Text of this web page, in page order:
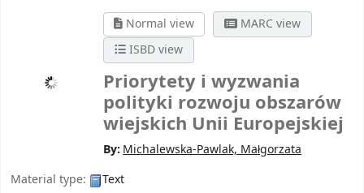
Normal view
MARC view
ISBD view
Priorytety i wyzwania
polityki rozwoju obszarów
wiejskich Unii Europejskiej
By: Michalewska-Pawlak, Małgorzata
Material type:
Text